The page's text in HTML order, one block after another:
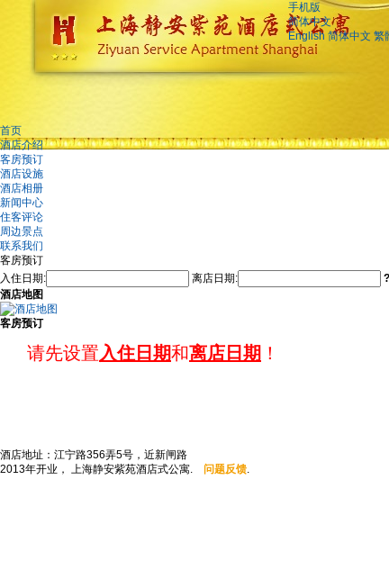
手机版
简体中文
English 简体中文 繁
首页
酒店介绍
客房预订
酒店设施
酒店相册
新闻中心
住客评论
周边景点
联系我们
客房预订
入住日期:
离店日期: ?
酒店地图
客房预订
请先设置入住日期和离店日期 ！
酒店地址：江宁路356弄5号，近新闸路
2013年开业， 上海静安紫苑酒店式公寓. 问题反馈.